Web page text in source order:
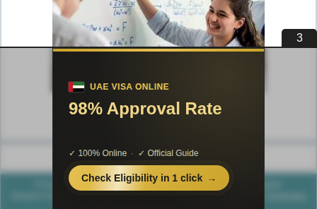
Публикации по педагогике
Разделы публикаций
Poznayka.org - Познайка.Орг - 2016-2026 год. Материал
3